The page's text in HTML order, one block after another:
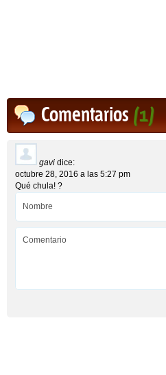
Comentarios(1)
gavi dice:
octubre 28, 2016 a las 5:27 pm
Qué chula! ?